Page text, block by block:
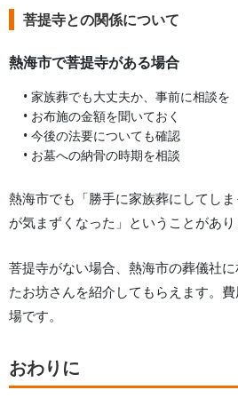
菩提寺との関係について
熱海市で菩提寺がある場合
• 家族葬でも大丈夫か、事前に相談を
• お布施の金額を聞いておく
• 今後の法要についても確認
• お墓への納骨の時期を相談
熱海市でも「勝手に家族葬にしてし
が気まずくなった」ということがあり
菩提寺がない場合、 熱海市の葬儀社
たお坊さんを紹介してもらえます。
場です。
おわりに